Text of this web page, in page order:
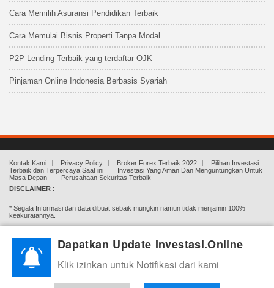
Cara Memilih Asuransi Pendidikan Terbaik
Cara Memulai Bisnis Properti Tanpa Modal
P2P Lending Terbaik yang terdaftar OJK
Pinjaman Online Indonesia Berbasis Syariah
Kontak Kami Privacy Policy Broker Forex Terbaik 2022
Pilihan Investasi
Terbaik dan Terpercaya Saat ini
Investasi Yang Aman Dan Menguntungkan Untuk
Masa Depan
Perusahaan Sekuritas Terbaik
DISCLAIMER :
* Segala Informasi dan data dibuat sebaik mungkin namun tidak menjamin 100%
keakuratannya.
* Investasi.Online Tidak menghimpun dana, tidak mengajak ataupun mengharuskan
untuk berinvestasi. Investasi adalah beresiko, segala keputusan dan kerugian adalah
tanggung jawab Anda (pengunjung/pembaca) sendiri.
Dapatkan Update Investasi.Online
Klik izinkan untuk Notifikasi dari kami